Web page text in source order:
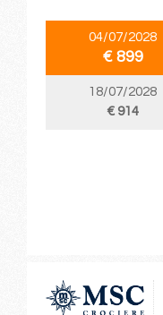
04/07/2028
€ 899
18/07/2028
€ 914